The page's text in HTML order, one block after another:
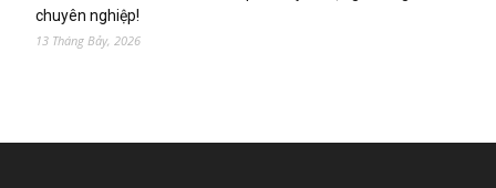
chuyên nghiệp!
13 Tháng Bảy, 2026